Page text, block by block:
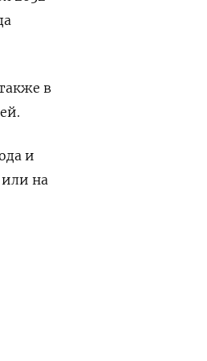
в
и
или на